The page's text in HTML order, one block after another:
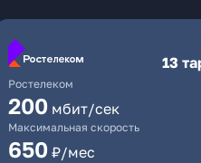
Ростелеком
13
200 мбит/сек
Максимальная скорость
650 ₽/мес